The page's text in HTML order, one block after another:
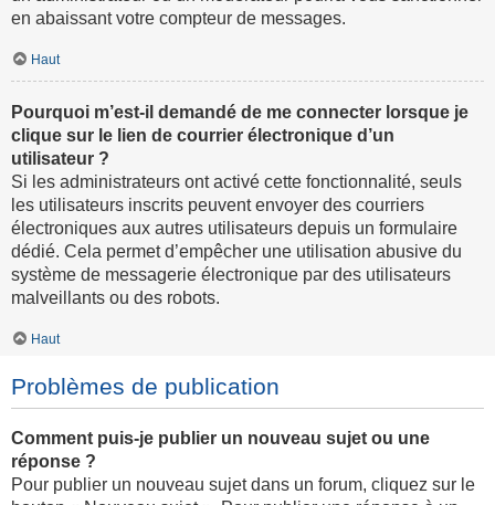
en abaissant votre compteur de messages.
Haut
Pourquoi m’est-il demandé de me connecter lorsque je
clique sur le lien de courrier électronique d’un
utilisateur ?
Si les administrateurs ont activé cette fonctionnalité, seuls
les utilisateurs inscrits peuvent envoyer des courriers
électroniques aux autres utilisateurs depuis un formulaire
dédié. Cela permet d’empêcher une utilisation abusive du
système de messagerie électronique par des utilisateurs
malveillants ou des robots.
Haut
Problèmes de publication
Comment puis-je publier un nouveau sujet ou une
réponse ?
Pour publier un nouveau sujet dans un forum, cliquez sur le